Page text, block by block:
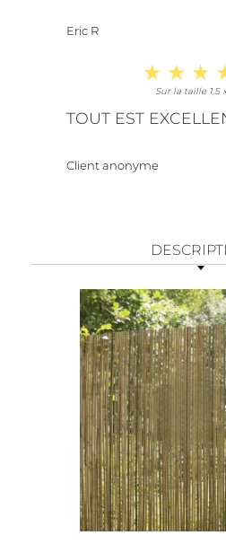
Eric R
Sur la taille 1,5
TOUT EST
Client anonyme